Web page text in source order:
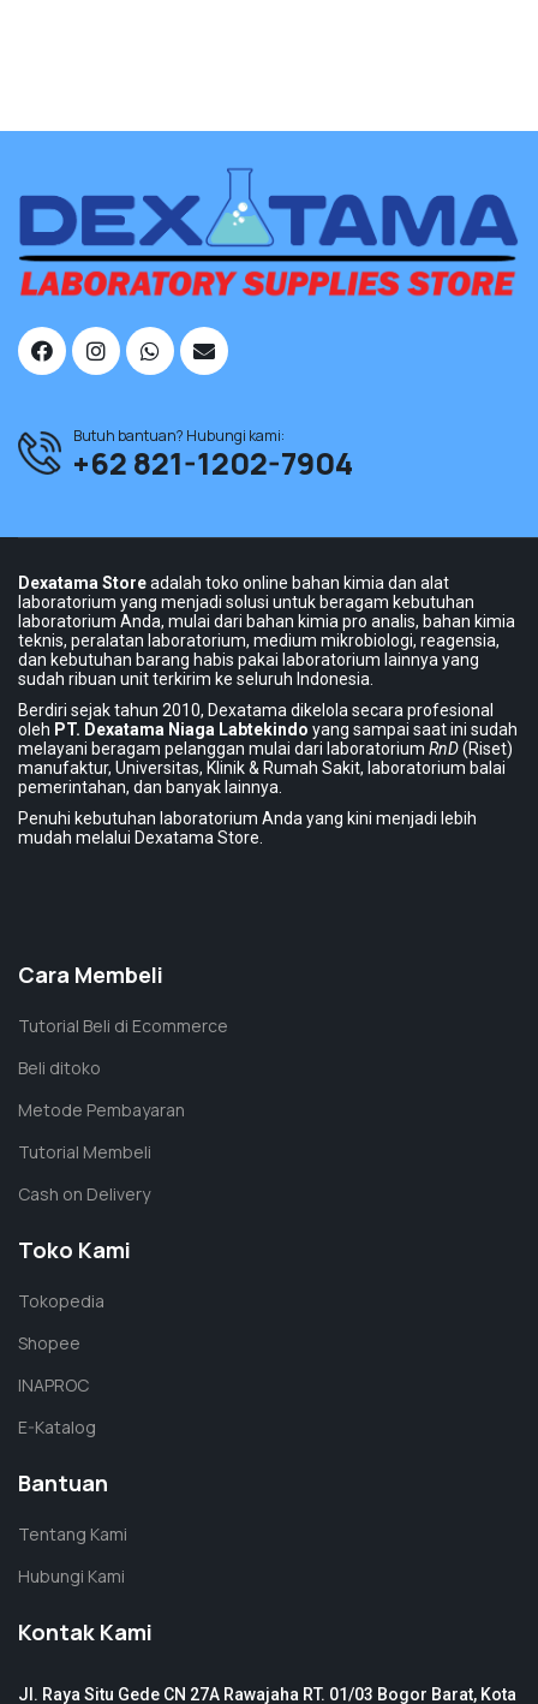
Butuh bantuan? Hubungi kami:
+62 821-1202-7904
Dexatama Storeadalah toko online bahan kimia dan alat
laboratorium yang menjadi solusi untuk beragam kebutuhan
laboratorium Anda, mulai dari bahan kimia pro analis, bahan kimia
teknis, peralatan laboratorium, medium mikrobiologi, reagensia,
dan kebutuhan barang habis pakai laboratorium lainnya yang
sudah ribuan unit terkirim ke seluruh Indonesia.
Berdiri sejak tahun 2010, Dexatama dikelola secara profesional
oleh PT. Dexatama Niaga Labtekindo yang sampai saat ini sudah
melayani beragam pelanggan mulai dari laboratorium RnD(Riset)
manufaktur, Universitas, Klinik & Rumah Sakit, laboratorium balai
pemerintahan, dan banyak lainnya.
Penuhi kebutuhan laboratorium Anda yang kini menjadi lebih
mudah melalui Dexatama Store.
Cara Membeli
Tutorial Beli di Ecommerce
Beli ditoko
Metode Pembayaran
Tutorial Membeli
Cash on Delivery
Toko Kami
Tokopedia
Shopee
INAPROC
E-Katalog
Bantuan
Tentang Kami
Hubungi Kami
Kontak Kami
Jl. Raya Situ Gede CN 27A Rawajaha RT. 01/03 Bogor Barat, Kota